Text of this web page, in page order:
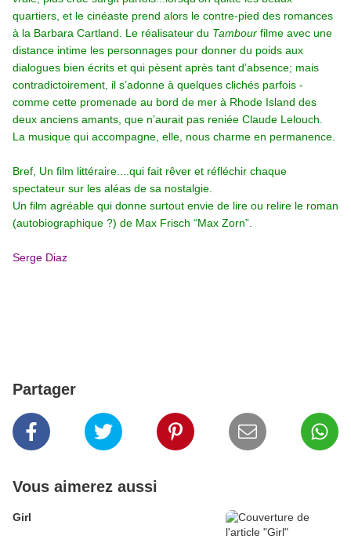
quartiers, et le cinéaste prend alors le contre-pied des romances
à la Barbara Cartland. Le réalisateur du Tambour filme avec une
distance intime les personnages pour donner du poids aux
dialogues bien écrits et qui pèsent après tant d’absence; mais
contradictoirement, il s’adonne à quelques clichés parfois -
comme cette promenade au bord de mer à Rhode Island des
deux anciens amants, que n’aurait pas reniée Claude Lelouch.
La musique qui accompagne, elle, nous charme en permanence.
Bref, Un film littéraire....qui fait rêver et réfléchir chaque
spectateur sur les aléas de sa nostalgie.
Un film agréable qui donne surtout envie de lire ou relire le roman
(autobiographique ?) de Max Frisch “Max Zorn”.
Serge Diaz
Partager
Vous aimerez aussi
Girl